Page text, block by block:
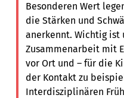
Besonderen Wert
die Stärken und
anerkennt. Wichtig ist
Zusammenarbeit mit
vor Ort und – für die
der Kontakt zu
Interdisziplinären